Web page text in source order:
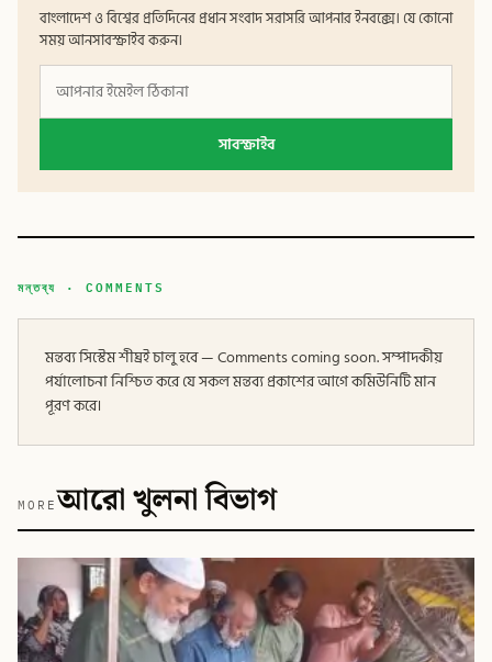
বাংলাদেশ ও বিশ্বের প্রতিদিনের প্রধান সংবাদ সরাসরি আপনার ইনবক্সে। যে কোনো
সময় আনসাবস্ক্রাইব করুন।
সাবস্ক্রাইব
মন্তব্য · COMMENTS
মন্তব্য সিস্টেম শীঘ্রই চালু হবে — Comments coming soon. সম্পাদকীয়
পর্যালোচনা নিশ্চিত করে যে সকল মন্তব্য প্রকাশের আগে কমিউনিটি মান
পূরণ করে।
MOREআরো খুলনা বিভাগ